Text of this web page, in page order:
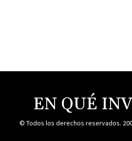
EN QUÉ
© Todos los derechos reservados.